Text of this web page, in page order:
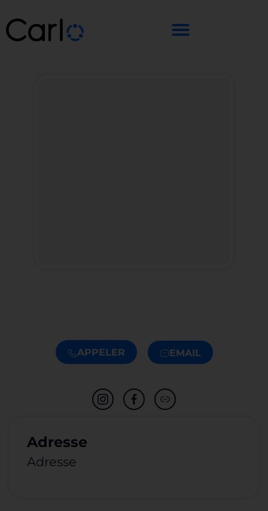
APPELER EMAIL
Adresse
Adresse